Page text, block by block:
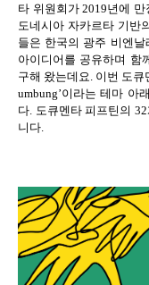
타 위원회가2019년에 만
도네시아 자카르타 기반
들은 한국의 광주 비엔
아이디어를 공유하며 함
구해 왔는데요 이번 도큐
umbung’이라는 테마 아
다 도큐멘타 피프틴의 32
니다